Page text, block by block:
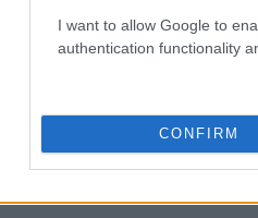
I want to allow Google to
authentication functionality
CONFIRM